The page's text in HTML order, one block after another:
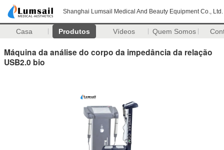
Shanghai Lumsail Medical And Beauty Equipment Co., Ltd.
Casa Produtos Vídeos Quem Somos
Máquina da análise do corpo da impedância da relação
USB2.0 bio